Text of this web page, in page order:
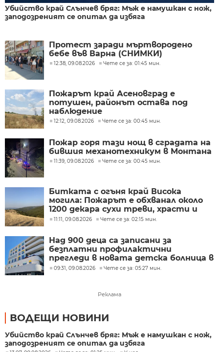
Убийство край Слънчев бряг: Мъж е намушкан с нож,
заподозреният се опитал да избяга
Протест заради мъртвородено
бебе във Варна (СНИМКИ)
12:38, 09.08.2026 Чете се за: 01:45 мин.
Пожарът край Асеновград е
потушен, районът остава под
наблюдение
12:12, 09.08.2026 Чете се за: 00:45 мин.
Пожар горя тази нощ в сградата на
бившия механотехникум в Монтана
11:39, 09.08.2026 Чете се за: 00:45 мин.
Битката с огъня край Висока
могила: Пожарът е обхванал около
1200 декара сухи треви, храсти и
дъбова гора
11:11, 09.08.2026 Чете се за: 02:15 мин.
Над 900 деца са записани за
безплатни профилактични
прегледи в новата детска болница в
Бургас
09:31, 09.08.2026 Чете се за: 05:27 мин.
Реклама
ВОДЕЩИ НОВИНИ
Убийство край Слънчев бряг: Мъж е намушкан с нож,
заподозреният се опитал да избяга